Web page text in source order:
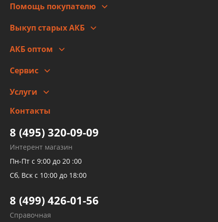
Правовая информация
Помощь покупателю
Оплата
Гарантии и возврат
Выкуп старых АКБ
АКБ оптом
Сервис
Заправка кондиционера авто
Детейлинг
Услуги
высокого давления
Тормозных трубок
Рукавов гидроусилителей
Рукавов компрессоров и турбин
Трубок кондиционеров
Развертка пайка медных стальных
алюминиевых трубок и штуцеров
Контакты
8 (495) 320-09-09
Интерент магазин
Пн-Пт с 9:00 до 20 :00
Сб, Вск с 10:00 до 18:00
8 (499) 426-01-56
Справочная